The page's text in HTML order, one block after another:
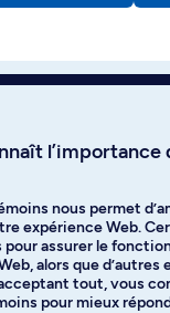
(usage
nous permet
expérience Web.
assurer le
alors que d’autres
tout, vous
pour mieux